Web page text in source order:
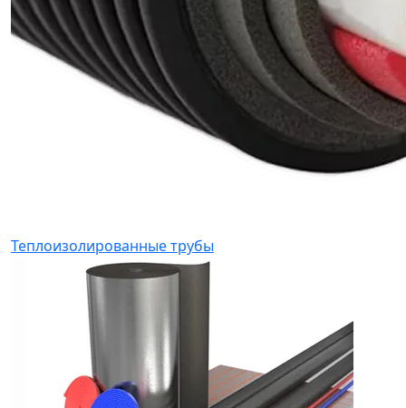
Теплоизолированные трубы